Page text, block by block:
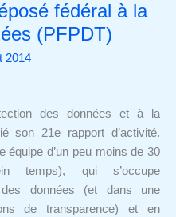
fédéral à la
(PFPDT)
2014
des données et à la
son 21e rapport d’activité.
équipe d’un peu moins de 30
temps), qui s’occupe
des données (et dans une
de transparence) et en